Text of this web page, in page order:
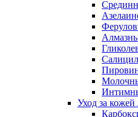
Уход за кожей